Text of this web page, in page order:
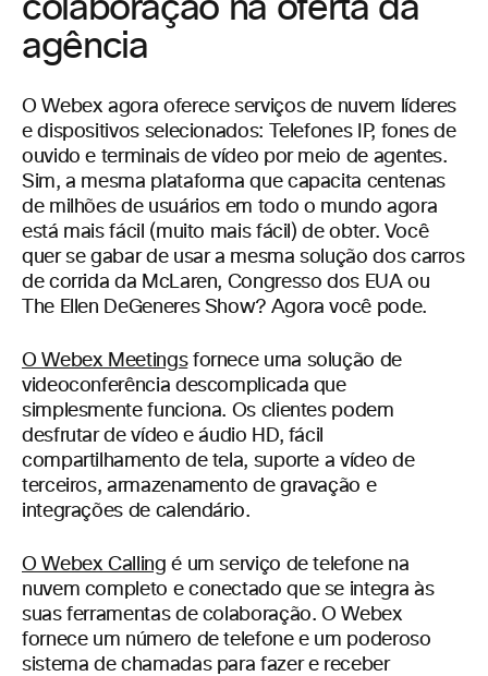
colaboração na oferta da
agência
O Webex agora oferece serviços de nuvem líderes
e dispositivos selecionados: Telefones IP, fones de
ouvido e terminais de vídeo por meio de agentes.
Sim, a mesma plataforma que capacita centenas
de milhões de usuários em todo o mundo agora
está mais fácil (muito mais fácil) de obter. Você
quer se gabar de usar a mesma solução dos carros
de corrida da McLaren, Congresso dos EUA ou
The Ellen DeGeneres Show? Agora você pode.
O Webex Meetingsfornece uma solução de
videoconferência descomplicada que
simplesmente funciona. Os clientes podem
desfrutar de vídeo e áudio HD, fácil
compartilhamento de tela, suporte a vídeo de
terceiros, armazenamento de gravação e
integrações de calendário.
O Webex Calling é um serviço de telefone na
nuvem completo e conectado que se integra às
suas ferramentas de colaboração. O Webex
fornece um número de telefone e um poderoso
sistema de chamadas para fazer e receber